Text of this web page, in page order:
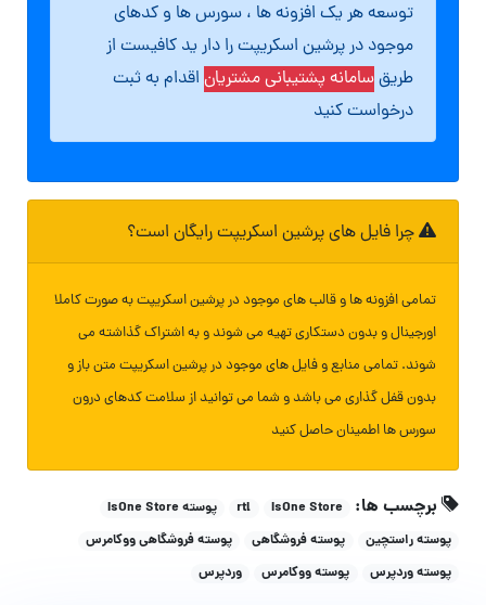
توسعه هر یک افزونه ها ، سورس ها و کدهای
موجود در پرشین اسکریپت را دار ید کافیست از
طریقسامانه پشتیبانی مشتریان اقدام به ثبت
درخواست کنید
چرا فایل های پرشین اسکریپت رایگان است؟
تمامی افزونه ها و قالب های موجود در پرشین اسکریپت به صورت کاملا
اورجینال و بدون دستکاری تهیه می شوند و به اشتراک گذاشته می
شوند. تمامی منابع و فایل های موجود در پرشین اسکریپت متن باز و
بدون قفل گذاری می باشد و شما می توانید از سلامت کدهای درون
سورس ها اطمینان حاصل کنید
برچسب ها: IsOne Store
rtl
پوسته IsOne Store
پوسته راستچین
پوسته فروشگاهی
پوسته فروشگاهی ووکامرس
پوسته وردپرس
پوسته ووکامرس وردپرس